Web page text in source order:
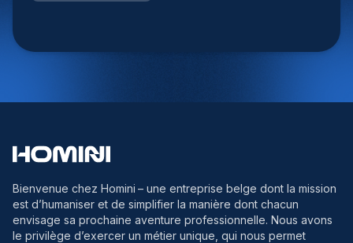
Bienvenue chez Homini – une entreprise belge dont la mission
est d’humaniser et de simplifier la manière dont chacun
envisage sa prochaine aventure professionnelle. Nous avons
le privilège d’exercer un métier unique, qui nous permet